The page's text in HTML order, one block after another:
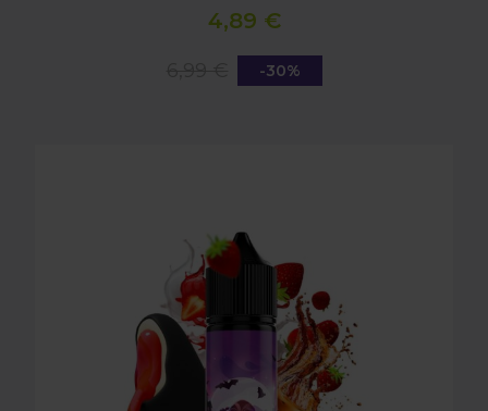
4,89 €
-30%